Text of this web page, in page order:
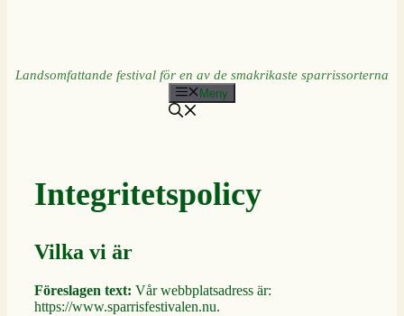
Meny
Integritetspolicy
Vilka vi är
Föreslagen text: Vår webbplatsadress är:
https://www.sparrisfestivalen.nu.